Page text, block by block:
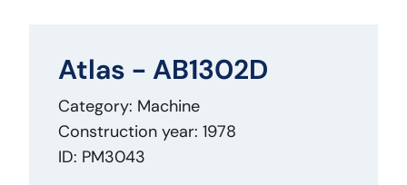
Atlas - AB1302D
Category: Machine
Construction year: 1978
ID: PM3043